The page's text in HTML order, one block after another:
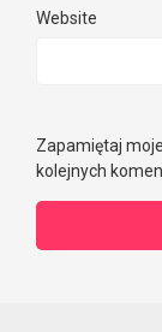
Website
Zapamiętaj
kolejnych